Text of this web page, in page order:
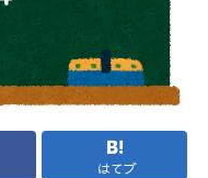
はてブ